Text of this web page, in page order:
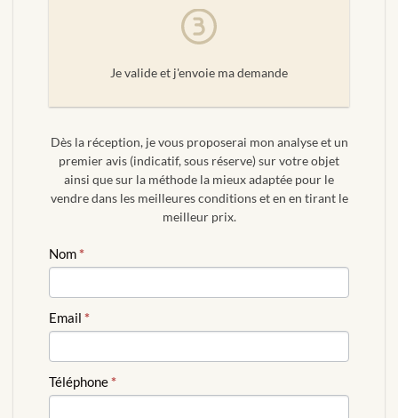
Je valide et j'envoie ma demande
Dès la réception, je vous proposerai mon analyse et un
premier avis (indicatif, sous réserve) sur votre objet
ainsi que sur la méthode la mieux adaptée pour le
vendre dans les meilleures conditions et en en tirant le
meilleur prix.
ESTIMATION
GRATUITE
Nom*
Email *
Téléphone*